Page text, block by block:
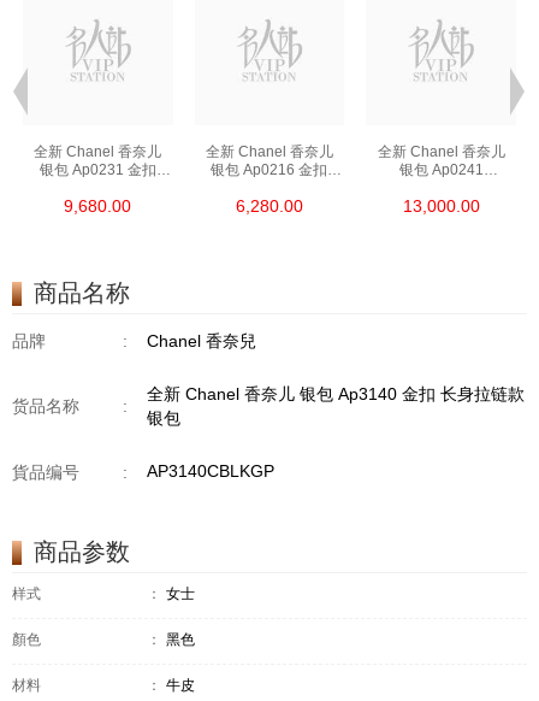
全新 Chanel 香奈儿
银包 Ap0231 金扣
9,680.00
全新 Chanel 香奈儿
银包 Ap0216 金扣
6,280.00
全新 Chanel 香奈儿
银包 Ap0241
13,000.00
商品名称
品牌 : Chanel 香奈兒
货品名称 :
全新 Chanel 香奈儿 银包 Ap3140 金扣 长身拉链款
银包
貨品编号 : AP3140CBLKGP
商品参数
样式 ： 女士
顏色 ： 黑色
材料 ： 牛皮